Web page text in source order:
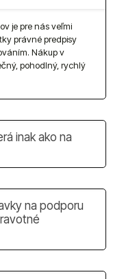
je pre nás veľmi
právné predpisy
Nákup v
pohodlný, rychlý
inak ako na
na podporu